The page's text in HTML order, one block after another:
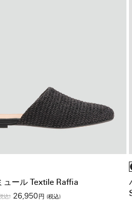
ュール Textile Raffia
込) 26,950円 (税込)